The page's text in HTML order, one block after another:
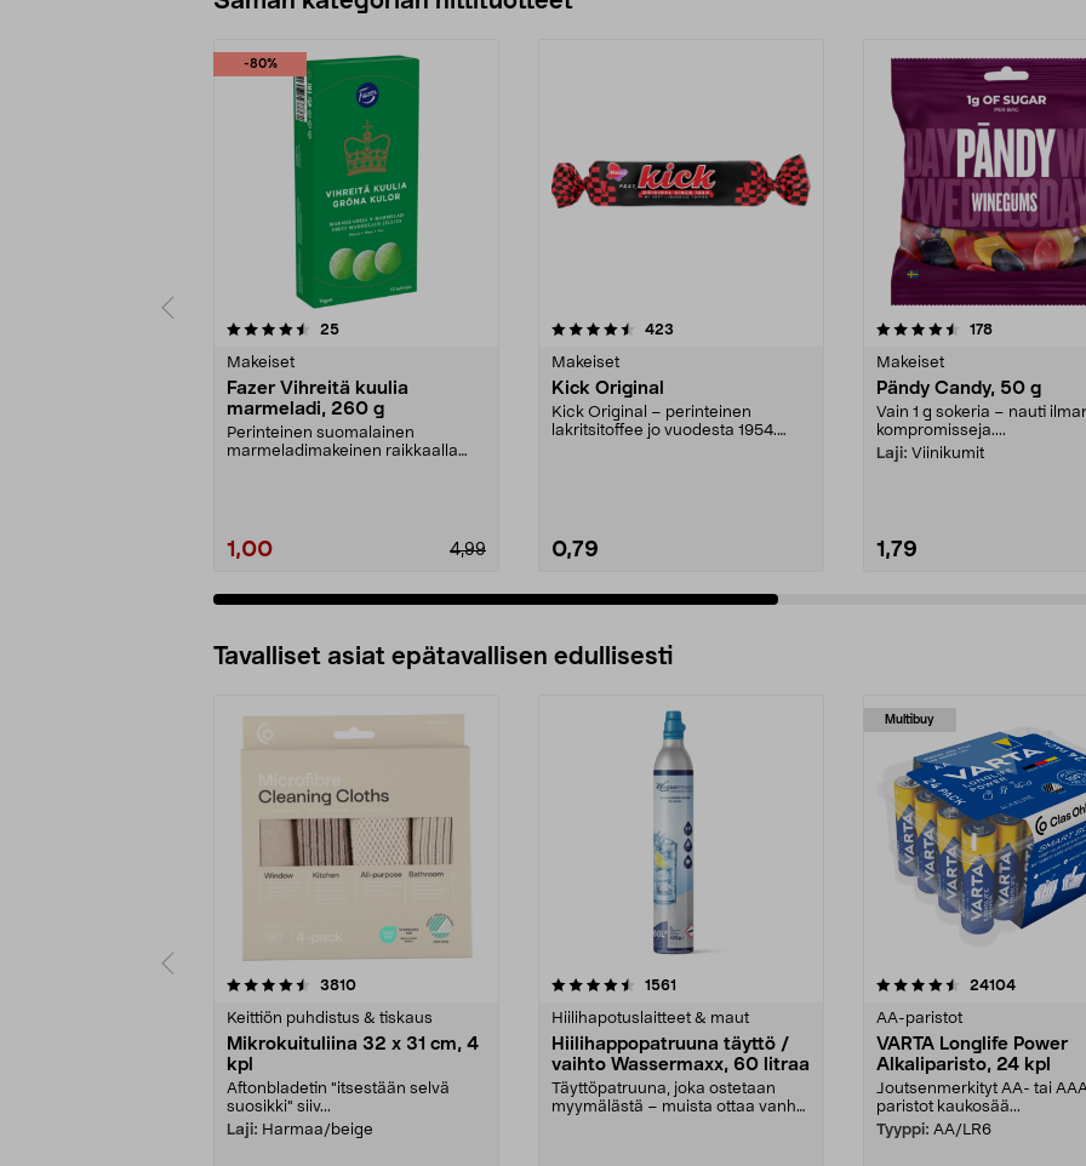
-80%
25arvostelut
Makeiset
Fazer Vihreitä kuulia
marmeladi, 260 g
Perinteinen suomalainen
marmeladimakeinen raikkaalla
1,00 4,99
4.5 viidestä
423
Makeiset
Kick Original
Kick Original – perinteinen
lakritsitoffee jo vuodesta 1954.
0,79
4.5 viidestä
178arvostelut
Makeiset
Pändy Candy, 50 g
Vain 1 g sokeria – nauti
kompromisseja....
Laji: Viinikumit
1,79
4.5 viidestä
Tavalliset asiat epätavallisen edullisesti
3810arvostelut
Keittiön puhdistus & tiskaus
Mikrokuituliina 32 x 31 cm, 4
kpl
Aftonbladetin "itsestään selvä
suosikki" siiv...
Laji: Harmaa/beige
4.5viidestä
1561
Hiilihapotuslaitteet & maut
Hiilihappopatruuna täyttö /
vaihto Wassermaxx, 60 litraa
Täyttöpatruuna, joka ostetaan
myymälästä – muista ottaa vanha
Multibuy
4.5viidestä
24104arvostelut
AA-paristot
VARTA Longlife Power
Alkaliparisto, 24 kpl
Joutsenmerkityt AA- tai
paristot kaukosää...
Tyyppi: AA/LR6
4.5viidestä